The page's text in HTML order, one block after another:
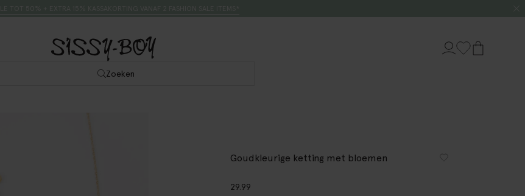
Zoeken
Goudkleurige ketting met bloemen
29.99